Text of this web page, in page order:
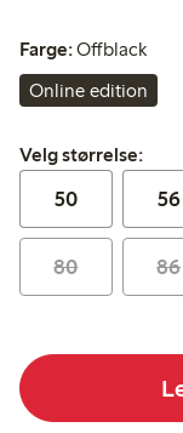
Farge:Offblack
Online edition
Velg størrelse:
Velg størrelse:
50 56
80 86